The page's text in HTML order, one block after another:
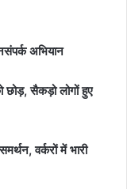
अभियान
छोड़, सैकड़ो लोगों हुए
वर्करों में भारी